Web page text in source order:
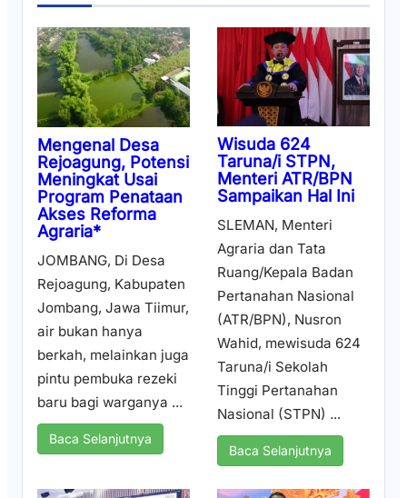
Mengenal Desa
Rejoagung, Potensi
Meningkat Usai
Program Penataan
Akses Reforma
Agraria*
JOMBANG, Di Desa
Rejoagung, Kabupaten
Jombang, Jawa Tiimur,
air bukan hanya
berkah, melainkan juga
pintu pembuka rezeki
baru bagi warganya ...
Baca Selanjutnya
Wisuda 624
Taruna/i STPN,
Menteri ATR/BPN
Sampaikan Hal Ini
SLEMAN, Menteri
Agraria dan Tata
Ruang/Kepala Badan
Pertanahan Nasional
(ATR/BPN), Nusron
Wahid, mewisuda 624
Taruna/i Sekolah
Tinggi Pertanahan
Nasional (STPN) ...
Baca Selanjutnya